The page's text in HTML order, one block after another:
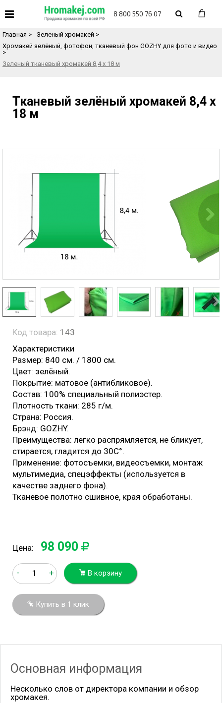
8 800 550 76 07
Назад в каталог товаров
Главная > Зеленый хромакей >
Хромакей зелёный, фотофон, тканевый фон GOZHY для фото и видео
>
Зеленый тканевый хромакей 8,4 х 18 м
Тканевый зелёный хромакей 8,4 х
18 м
Код товара: 143
Характеристики
Размер: 840 см. / 1800 см.
Цвет: зелёный.
Покрытие: матовое (антибликовое).
Состав: 100% специальный полиэстер.
Плотность ткани: 285 г/м.
Страна: Россия.
Брэнд: GOZHY.
Преимущества: легко распрямляется, не бликует,
стирается, гладится до 30С°.
Применение: фотосъемки, видеосъемки, монтаж
мультимедиа, спецэффекты (используется в
качестве заднего фона).
Тканевое полотно сшивное, края обработаны.
Цена: 98 090
- + В корзину
Купить в 1 клик
Основная информация
Несколько слов от директора компании и обзор
хромакея.